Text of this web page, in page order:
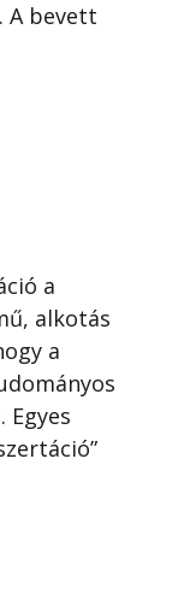
A bevett
a
alkotás
a